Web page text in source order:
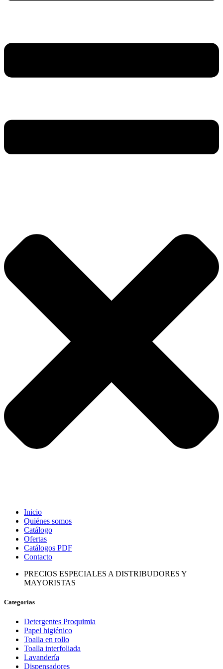
Inicio
Quiénes somos
Catálogo
Ofertas
Catálogos PDF
Contacto
PRECIOS ESPECIALES A DISTRIBUDORES Y
MAYORISTAS
Categorías
Detergentes Proquimia
Papel higiénico
Toalla en rollo
Toalla interfoliada
Lavandería
Dispensadores